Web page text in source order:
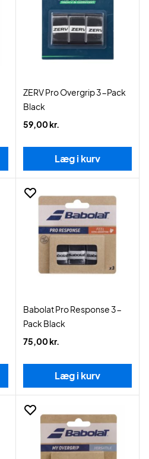
ZERV Pro Overgrip 3-Pack
Black
59,00 kr.
Læg i kurv
Babolat Pro Response 3-
Pack Black
75,00 kr.
Læg i kurv